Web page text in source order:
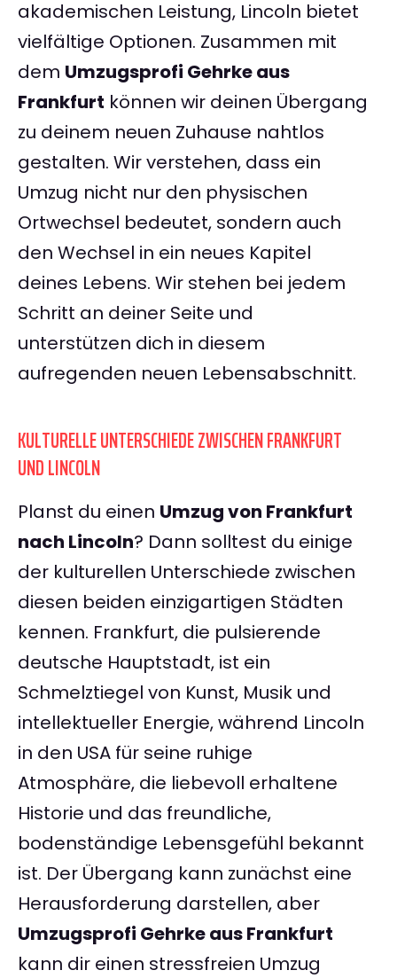
akademischen Leistung, Lincoln bietet
vielfältige Optionen. Zusammen mit
dem Umzugsprofi Gehrke aus
Frankfurt können wir deinen Übergang
zu deinem neuen Zuhause nahtlos
gestalten. Wir verstehen, dass ein
Umzug nicht nur den physischen
Ortwechsel bedeutet, sondern auch
den Wechsel in ein neues Kapitel
deines Lebens. Wir stehen bei jedem
Schritt an deiner Seite und
unterstützen dich in diesem
aufregenden neuen Lebensabschnitt.
KULTURELLE UNTERSCHIEDE ZWISCHEN FRANKFURT
UND LINCOLN
Planst du einen Umzug von Frankfurt
nach Lincoln? Dann solltest du einige
der kulturellen Unterschiede zwischen
diesen beiden einzigartigen Städten
kennen. Frankfurt, die pulsierende
deutsche Hauptstadt, ist ein
Schmelztiegel von Kunst, Musik und
intellektueller Energie, während Lincoln
in den USA für seine ruhige
Atmosphäre, die liebevoll erhaltene
Historie und das freundliche,
bodenständige Lebensgefühl bekannt
ist. Der Übergang kann zunächst eine
Herausforderung darstellen, aber
Umzugsprofi Gehrke aus Frankfurt
kann dir einen stressfreien Umzug